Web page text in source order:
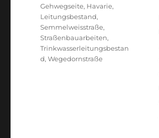
Gehwegseite, Havarie,
Leitungsbestand,
Semmelweisstraße,
Straßenbauarbeiten,
Trinkwasserleitungsbestan
d,Wegedornstraße